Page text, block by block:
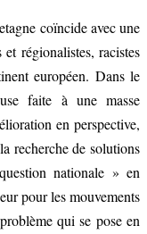
coïncide avec une
régionalistes, racistes
européen. Dans le
faite à une masse
en perspective,
recherche de solutions
nationale » en
pour les mouvements
qui se pose en